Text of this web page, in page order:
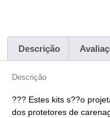
Descrição
Descrição
??? Estes kits s??o
dos protetores de